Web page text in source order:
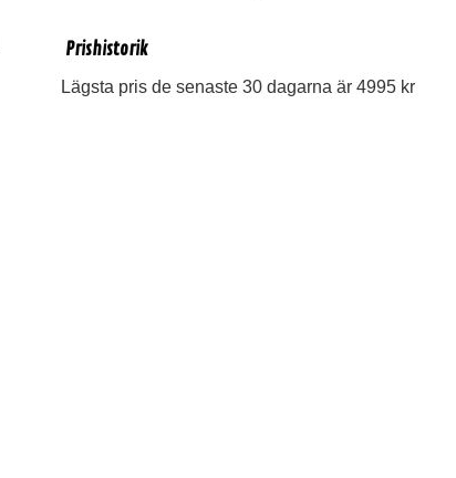
Prishistorik
Lägsta pris de senaste 30 dagarna är 4995 kr